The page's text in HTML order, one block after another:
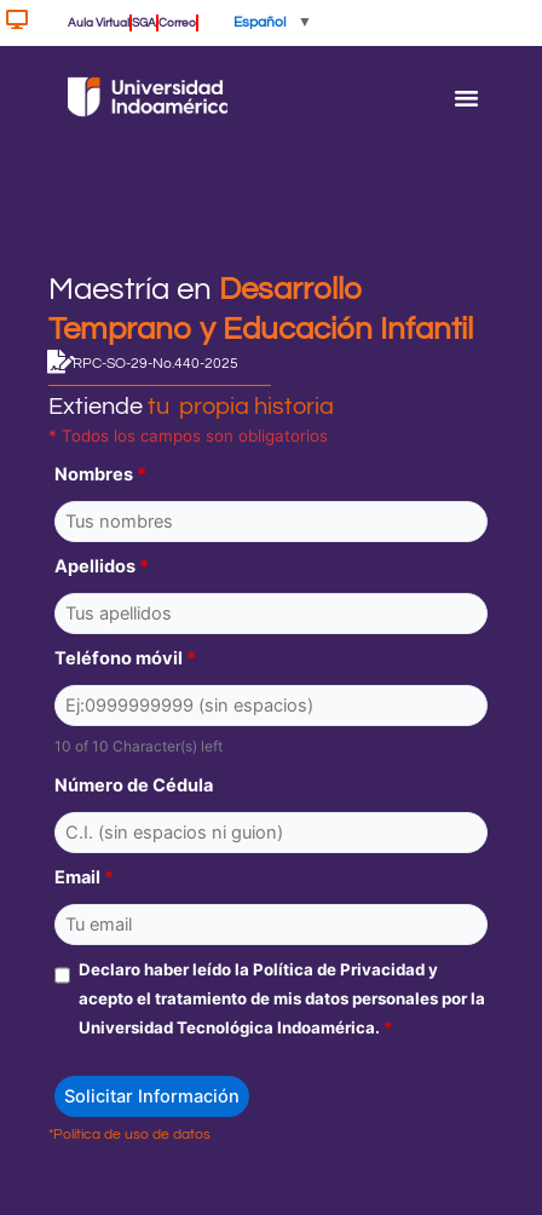
Ir
al
Aula Virtual SGA Correo Español ▼
Maestría en Desarrollo
Temprano y Educación Infantil
RPC-SO-29-No.440-2025
Extiende tu propia historia
* Todos los campos son obligatorios
Nombres *
Apellidos *
Teléfono móvil *
10 of 10 Character(s) left
Número de Cédula
Email *
Declaro haber leído la Política de Privacidad y
acepto el tratamiento de mis datos personales por la
Universidad Tecnológica Indoamérica. *
*Política de uso de datos